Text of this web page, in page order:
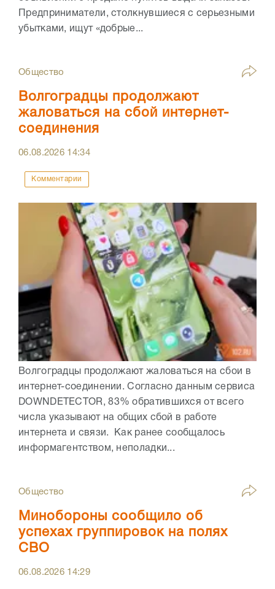
Предприниматели, столкнувшиеся с серьезными
убытками, ищут «добрые...
Общество
Волгоградцы продолжают
жаловаться на сбой интернет-
соединения
06.08.2026 14:34
Комментарии
Волгоградцы продолжают жаловаться на сбои в
интернет-соединении. Согласно данным сервиса
DOWNDETECTOR, 83% обратившихся от всего
числа указывают на общих сбой в работе
интернета и связи. Как ранее сообщалось
информагентством, неполадки...
Общество
Минобороны сообщило об
успехах группировок на полях
СВО
06.08.2026 14:29